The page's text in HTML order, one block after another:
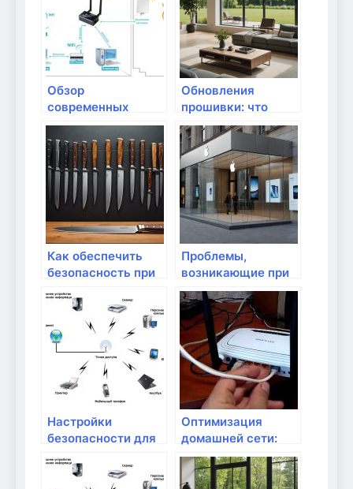
Обзор
современных
подходов к
кибербезопасности
в домашних сетях
Обновления
прошивки: что
важно знать
Как обеспечить
безопасность при
использовании
интернета?
Проблемы,
возникающие при
использовании
адапторов
Powerline
Настройки
безопасности для
IoT-устройств в
сети
Оптимизация
домашней сети:
что важно знать?